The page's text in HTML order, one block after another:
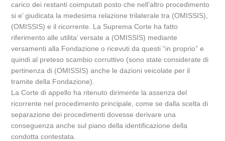
carico dei restanti coimputati posto che nell’altro procedimento
si e’ giudicata la medesima relazione trilaterale tra (OMISSIS),
(OMISSIS) e il ricorrente. La Suprema Corte ha fatto
riferimento alle utilita’ versate a (OMISSIS) mediante
versamenti alla Fondazione o ricevuti da questi “in proprio” e
quindi al preteso scambio corruttivo (sono state considerate di
pertinenza di (OMISSIS) anche le dazioni veicolate per il
tramite della Fondazione).
La Corte di appello ha ritenuto dirimente la assenza del
ricorrente nel procedimento principale, come se dalla scelta di
separazione dei procedimenti dovesse derivare una
conseguenza anche sul piano della identificazione della
condotta contestata.